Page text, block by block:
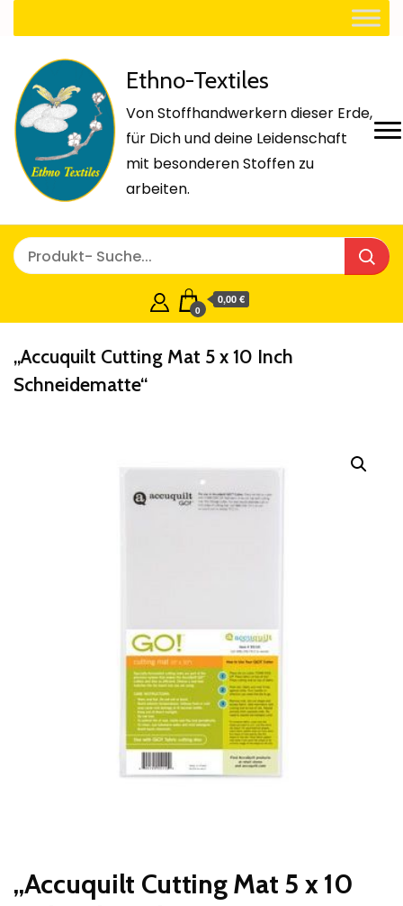
Ethno-Textiles
Von Stoffhandwerkern dieser Erde,
für Dich und deine Leidenschaft
mit besonderen Stoffen zu
arbeiten.
0
0,00 €
„Accuquilt Cutting Mat 5 x 10 Inch
Schneidematte“
„Accuquilt Cutting Mat 5 x 10